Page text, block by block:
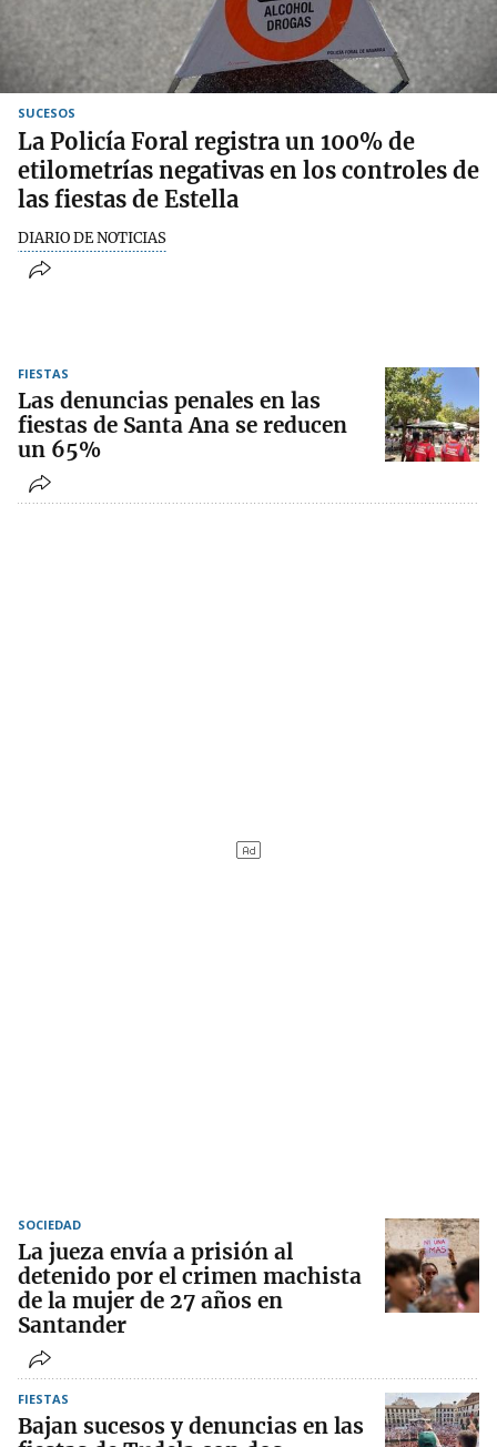
SUCESOS
La Policía Foral registra un 100% de
etilometrías negativas en los controles de
las fiestas de Estella
DIARIO DE NOTICIAS
FIESTAS
Las denuncias penales en las
fiestas de Santa Ana se reducen
un 65%
SOCIEDAD
La jueza envía a prisión al
detenido por el crimen machista
de la mujer de 27 años en
Santander
FIESTAS
Bajan sucesos y denuncias en las